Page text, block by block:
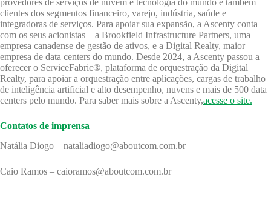
provedores de serviços de nuvem e tecnologia do mundo e também
clientes dos segmentos financeiro, varejo, indústria, saúde e
integradoras de serviços. Para apoiar sua expansão, a Ascenty conta
com os seus acionistas – a Brookfield Infrastructure Partners, uma
empresa canadense de gestão de ativos, e a Digital Realty, maior
empresa de data centers do mundo. Desde 2024, a Ascenty passou a
oferecer o ServiceFabric®, plataforma de orquestração da Digital
Realty, para apoiar a orquestração entre aplicações, cargas de trabalho
de inteligência artificial e alto desempenho, nuvens e mais de 500 data
centers pelo mundo. Para saber mais sobre a Ascenty,acesse o site.
Contatos de imprensa
Natália Diogo – nataliadiogo@aboutcom.com.br
Caio Ramos – caioramos@aboutcom.com.br